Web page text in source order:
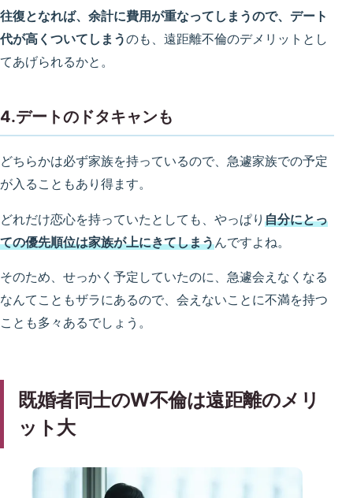
往復となれば、余計に費用が重なってしまうので、デート
代が高くついてしまうのも、遠距離不倫のデメリットとし
てあげられるかと。
4.デートのドタキャンも
どちらかは必ず家族を持っているので、急遽家族での予定
が入ることもあり得ます。
どれだけ恋心を持っていたとしても、やっぱり 自分にとっ
ての優先順位は家族が上にきてしまうんですよね。
そのため、せっかく予定していたのに、急遽会えなくなる
なんてこともザラにあるので、会えないことに不満を持つ
ことも多々あるでしょう。
既婚者同士のW不倫は遠距離のメリ
ット大